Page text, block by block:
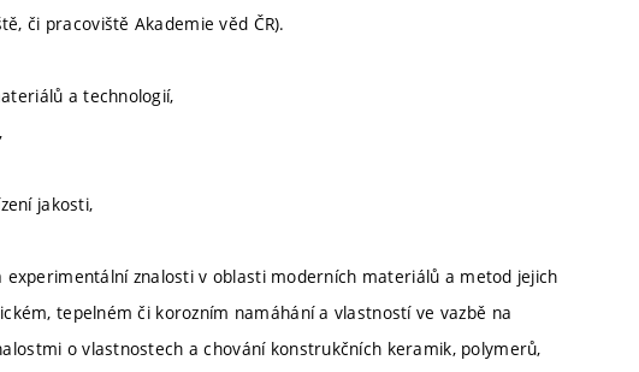
či pracoviště Akademie věd ČR).
a technologií,
jakosti,
znalosti v oblasti moderních materiálů a metod jejich
tepelném či korozním namáhání a vlastností ve vazbě na
o vlastnostech a chování konstrukčních keramik, polymerů,